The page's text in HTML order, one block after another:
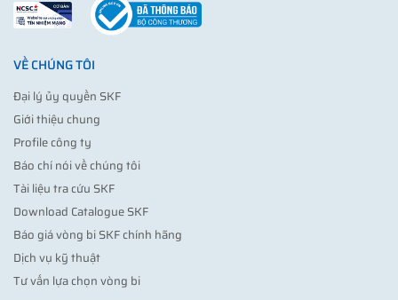
VỀ CHÚNG TÔI
Đại lý ủy quyền SKF
Giới thiệu chung
Profile công ty
Báo chí nói về chúng tôi
Tài liệu tra cứu SKF
Download Catalogue SKF
Báo giá vòng bi SKF chính hãng
Dịch vụ kỹ thuật
Tư vấn lựa chọn vòng bi